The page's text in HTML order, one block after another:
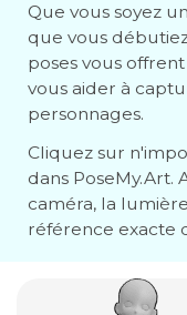
Que vous soyez
que vous
poses vous
vous aider à
personnages.
Cliquez sur
dans PoseMy.Art.
caméra, la
référence exacte